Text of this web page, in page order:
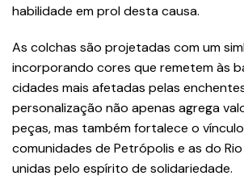
habilidade em prol desta causa.
As colchas são projetadas com um
incorporando cores que remetem às
cidades mais afetadas pelas
personalização não apenas agrega
peças, mas também fortalece o
comunidades de Petrópolis e as do
unidas pelo espírito de solidariedade.